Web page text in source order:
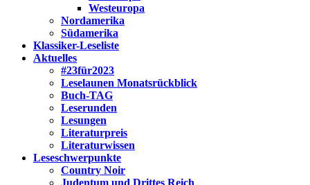
Westeuropa
Nordamerika
Südamerika
Klassiker-Leseliste
Aktuelles
#23für2023
Leselaunen Monatsrückblick
Buch-TAG
Leserunden
Lesungen
Literaturpreis
Literaturwissen
Leseschwerpunkte
Country Noir
Judentum und Drittes Reich